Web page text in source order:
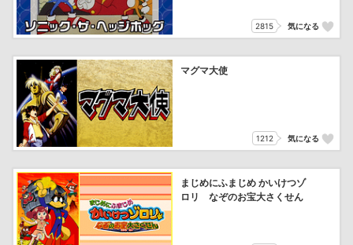
2815 気になる
マグマ大使
1212 気になる
まじめにふまじめ かいけつゾ
ロリ なぞのお宝大さくせん